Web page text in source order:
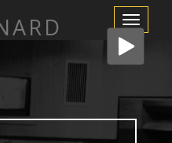
Afficher/
la
navigation